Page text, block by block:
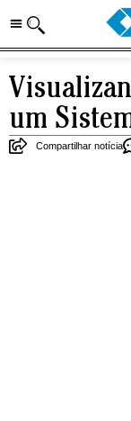
um
Compartilhar notícia